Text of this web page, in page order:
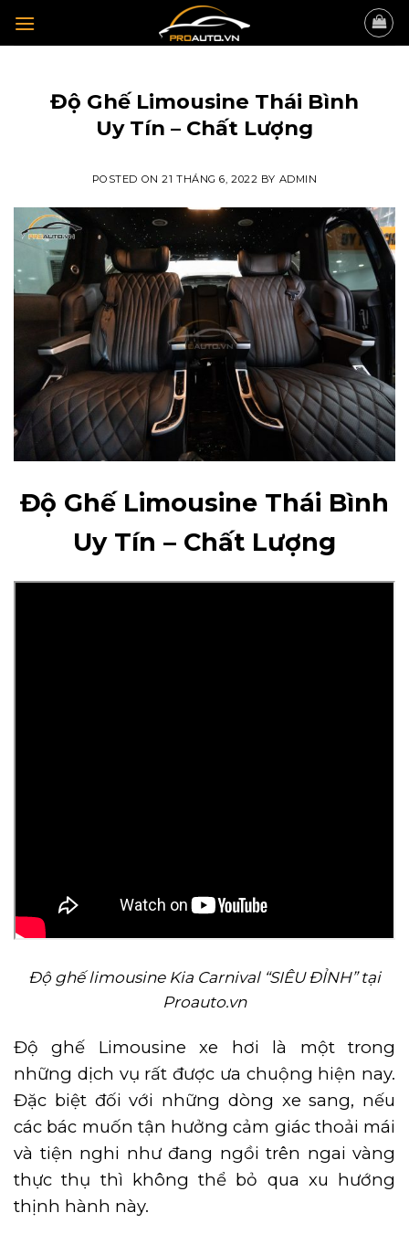
Độ Ghế Limousine Thái Bình
Uy Tín – Chất Lượng
POSTED ON21 THÁNG 6, 2022 BY ADMIN
Độ Ghế Limousine Thái Bình
Uy Tín – Chất Lượng
Độ ghế limousine Kia Carnival “SIÊU ĐỈNH” tại
Proauto.vn
Độ ghế Limousine xe hơi là một trong
những dịch vụ rất được ưa chuộng hiện nay.
Đặc biệt đối với những dòng xe sang, nếu
các bác muốn tận hưởng cảm giác thoải mái
và tiện nghi như đang ngồi trên ngai vàng
thực thụ thì không thể bỏ qua xu hướng
thịnh hành này.